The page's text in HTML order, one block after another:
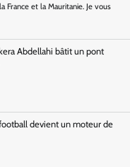
France et la Mauritanie. Je vous
Abdellahi bâtit un pont
devient un moteur de